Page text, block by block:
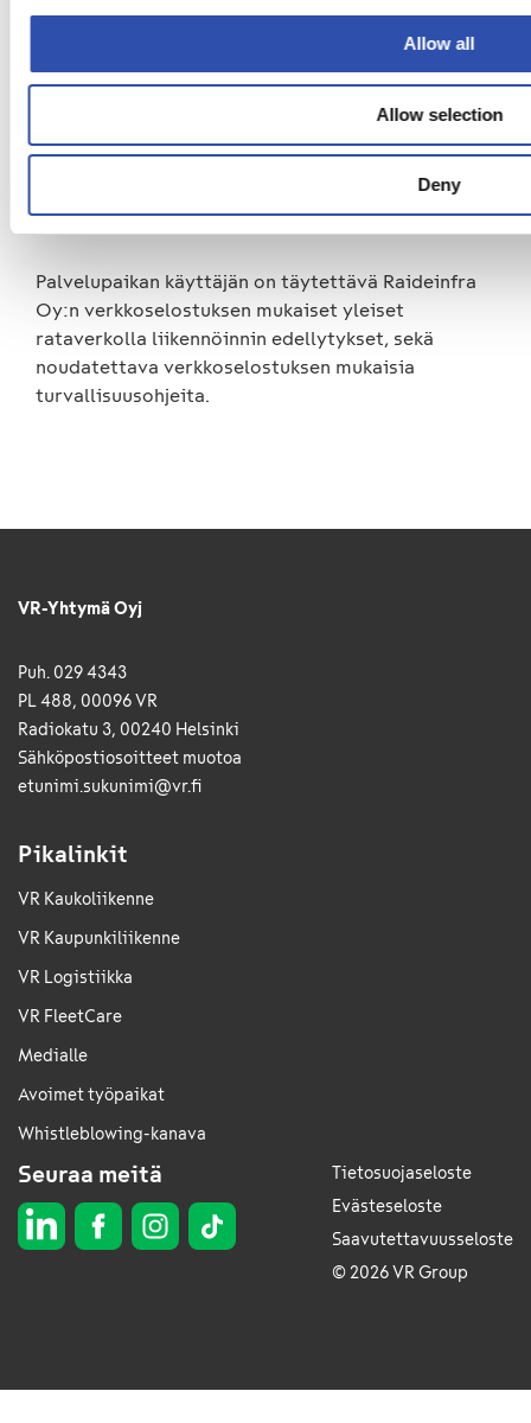
Allow all
Allow selection
Deny
mukaisessa suhteessa.
Palvelun ensimmäinen vuosi on käyttöönottovuosi,
jolloin palvelun toteuttamista kokeillaan ja
toimivuutta arvioidaan. Mikäli todetaan
korjaustarpeita, palvelua muutetaan tarvittavalla
tavalla.
Palvelupaikan käyttäjän on täytettävä Raideinfra
Oy:n verkkoselostuksen mukaiset yleiset
rataverkolla liikennöinnin edellytykset, sekä
noudatettava verkkoselostuksen mukaisia
turvallisuusohjeita.
VR-Yhtymä Oyj
Puh. 029 4343
PL 488, 00096 VR
Radiokatu 3, 00240 Helsinki
Sähkö­posti­osoitteet muotoa
etunimi.sukunimi@vr.fi
Pikalinkit
VR Kaukoliikenne
VR Kaupunkiliikenne
VR Logistiikka
VR FleetCare
Medialle
Avoimet työpaikat
Whistleblowing-kanava
Seuraa meitä
Tietosuojaseloste
Evästeseloste
Saavutettavuusseloste
© 2026 VR Group